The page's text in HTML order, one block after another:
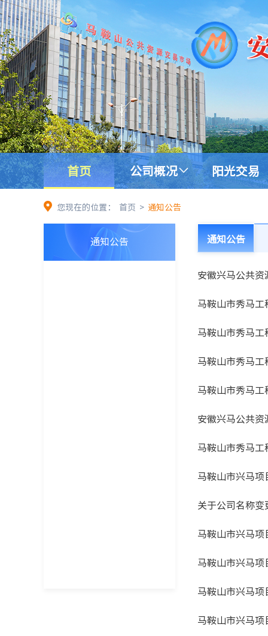
首页 公司概况 阳光交易
您现在的位置： 首页 > 通知公告
通知公告 通知公告
安徽兴马公共
马鞍山市秀马
马鞍山市秀马
马鞍山市秀马
马鞍山市秀马
安徽兴马公共
马鞍山市秀马
马鞍山市兴马
关于公司名称变
马鞍山市兴马
马鞍山市兴马
马鞍山市兴马
马鞍山市兴马